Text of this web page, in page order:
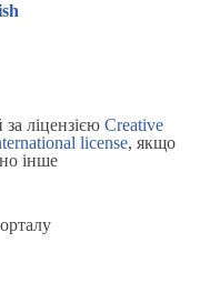
ліцензією Creative
license, якщо
інше